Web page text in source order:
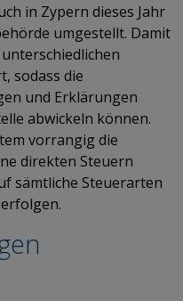
in Zypern dieses Jahr
umgestellt. Damit
sodass die
und Erklärungen
abwickeln können.
vorrangig die
direkten Steuern
sämtliche Steuerarten